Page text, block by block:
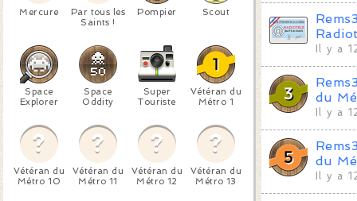
Mercure
Par tous les
Saints !
Pompier Scout
Space
Explorer
Space
Oddity
Super
Touriste
Vétéran du
Métro 1
Vétéran du
Métro 10
Vétéran du
Métro 11
Vétéran du
Métro 12
Vétéran du
Métro 13
Il y a
du
Il y a
du
Il y a